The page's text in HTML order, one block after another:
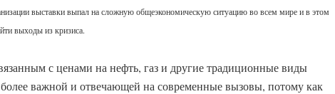
выставки выпал на сложную общеэкономическую ситуацию во всем мире и в этом
выходы из кризиса.
с ценами на нефть, газ и другие традиционные виды
важной и отвечающей на современные вызовы, потому как